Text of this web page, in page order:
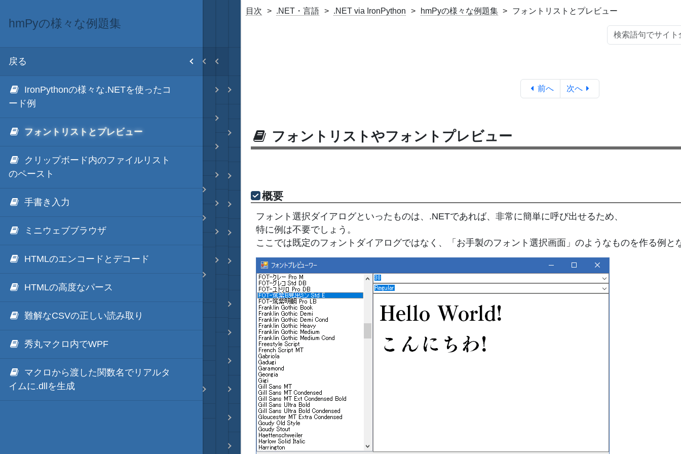
目次
テキスト AI
秀丸マクロ - jsmode
.NET・言語
.NET via C#
.NET & ActiveX via JavaScript
.NET via PowerShell
.NET via IronPython
.NET via IronPython
戻る
hmPy
.NET Framework via IronPython
更新履歴
秀丸マクロからの問い合わせ
ん)
hmPyの様々な例題集
hmPyの様々な例題集
戻る
IronPythonの様々な.NETを使ったコ
ード例
フォントリストとプレビュー
クリップボード内のファイルリスト
のペースト
手書き入力
ミニウェブブラウザ
HTMLのエンコードとデコード
HTMLの高度なパース
難解なCSVの正しい読み取り
秀丸マクロ内でWPF
マクロから渡した関数名でリアルタ
イムに.dllを生成
.NET via C# like Native
軽量・言語
Java・言語
ネイティブ・言語
ブックマーク・しおり
目次 .NET・言語 .NET via IronPython hmPyの様々な例題集 フォントリストとプレビュー
前へ 次へ
フォントリストやフォントプレビュー
概要
フォント選択ダイアログといったものは、.NETであれば、非常に簡単に呼び出せるため、
特に例は不要でしょう。
ここでは既定のフォントダイアログではなく、「お手製のフォント選択画面」のようなものを作る例と